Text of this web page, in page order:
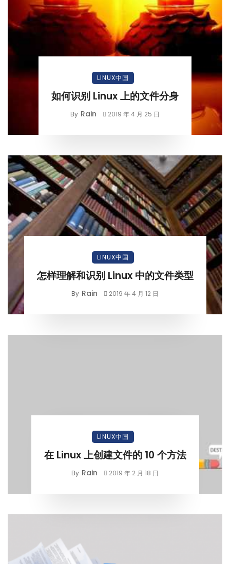
LINUX中国
如何识别 Linux 上的文件分身
By Rain 2019 年 4 月 25 日
LINUX中国
怎样理解和识别 Linux 中的文件类型
By Rain 2019 年 4 月 12 日
LINUX中国
在 Linux 上创建文件的 10 个方法
By Rain 2019 年 2 月 18 日